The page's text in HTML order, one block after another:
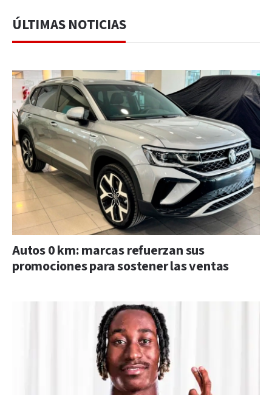
ÚLTIMAS NOTICIAS
Autos 0 km: marcas refuerzan sus
promociones para sostener las ventas